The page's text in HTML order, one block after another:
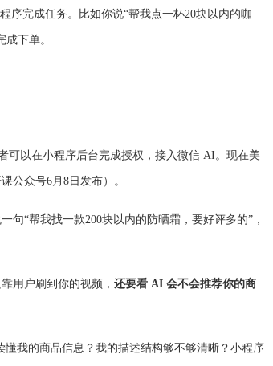
序完成任务。比如你说“帮我点一杯20块以内的咖
下单。
可以在小程序后台完成授权，接入微信 AI。现在美
公众号6月8日发布）。
“帮我找一款200块以内的防晒霜，要好评多的”，
用户刷到你的视频， 还要看 AI 会不会推荐你的商
我的商品信息？我的描述结构够不够清晰？小程序